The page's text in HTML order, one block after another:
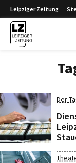
Leipziger Zeitung
Der